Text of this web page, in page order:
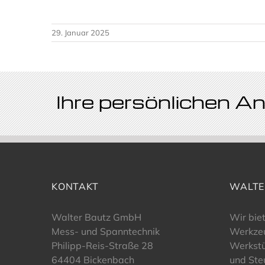
29. Januar 2025
Ihre persönlichen
KONTAKT
Walter Bautz GmbH
Mess- und Spanntechnik
Philipp-Reis-Straße 28
64404 Bickenbach
Wir
und